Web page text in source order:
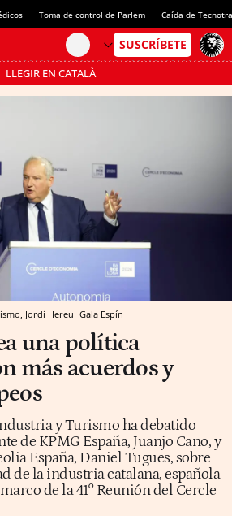
Toma de control de Parlem Caída de
LLEGIR EN CATALÀ
al MODO AHORRO
Jordi Hereu Gala Espín
una política
más acuerdos y
y Turismo ha debatido
de KPMG España, Juanjo Cano, y
España, Daniel Tugues, sobre
de la industria catalana, española
de la 41° Reunión del Cercle